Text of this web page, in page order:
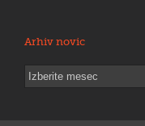
Arhiv novic
Arhiv
novic